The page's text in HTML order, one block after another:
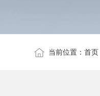
当前位置：首页